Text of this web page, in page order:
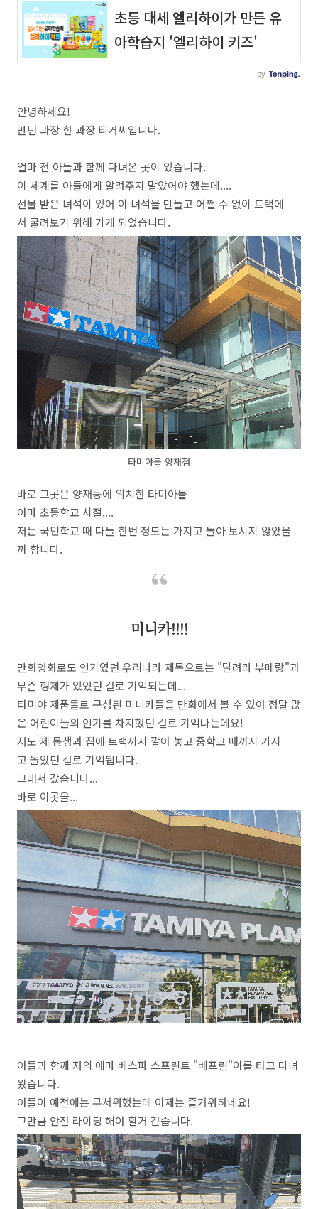
안녕하세요!
만년 과장 한 과장 티거씨입니다.
얼마 전 아들과 함께 다녀온 곳이 있습니다.
이 세계를 아들에게 알려주지 말았어야 했는데....
선물 받은 녀석이 있어 이 녀석을 만들고 어쩔 수 없이 트랙에
서 굴려보기 위해 가게 되었습니다.
타미야몰 양재점
바로 그곳은 양재동에 위치한 타미아몰
아마 초등학교 시절....
저는 국민학교 때 다들 한번 정도는 가지고 놀아 보시지 않았을
까 합니다.
미니카!!!!
만화영화로도 인기였던 우리나라 제목으로는 "달려라 부메랑"과
무슨 형제가 있었던 걸로 기억되는데...
타미야 제품들로 구성된 미니카들을 만화에서 볼 수 있어 정말 많
은 어린이들의 인기를 차지했던 걸로 기억나는데요!
저도 제 동생과 집에 트랙까지 깔아 놓고 중학교 때까지 가지
고 놀았던 걸로 기억됩니다.
그래서 갔습니다...
바로 이곳을...
아들과 함께 저의 애마 베스파 스프린트 "베프린"이를 타고 다녀
왔습니다.
아들이 예전에는 무서워했는데 이제는 즐거워하네요!
그만큼 안전 라이딩 해야 할거 같습니다.